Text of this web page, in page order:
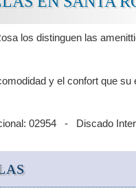
los distinguen las
y el confort que
02954 - Discado